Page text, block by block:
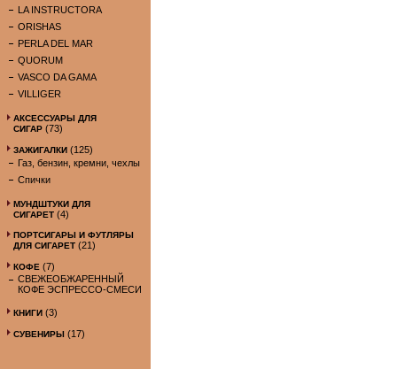
LA INSTRUCTORA
ORISHAS
PERLA DEL MAR
QUORUM
VASCO DA GAMA
VILLIGER
АКСЕССУАРЫ ДЛЯ
СИГАР (73)
ЗАЖИГАЛКИ (125)
Газ, бензин, кремни, чехлы
Спички
МУНДШТУКИ ДЛЯ
СИГАРЕТ (4)
ПОРТСИГАРЫ И ФУТЛЯРЫ
ДЛЯ СИГАРЕТ (21)
КОФЕ (7)
СВЕЖЕОБЖАРЕННЫЙ
КОФЕ ЭСПРЕССО-СМЕСИ
КНИГИ (3)
СУВЕНИРЫ (17)